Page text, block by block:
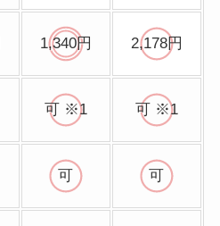
1,340円 2,178円
可 ※1 可 ※1
可 可